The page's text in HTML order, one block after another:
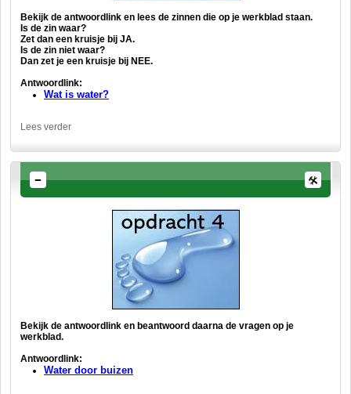
Bekijk de antwoordlink en lees de zinnen die op je werkblad staan.
Is de zin waar?
Zet dan een kruisje bij JA.
Is de zin niet waar?
Dan zet je een kruisje bij NEE.
Antwoordlink:
Wat is water?
Lees verder
Bekijk de antwoordlink en beantwoord daarna de vragen op je
werkblad.
Antwoordlink:
Water door buizen